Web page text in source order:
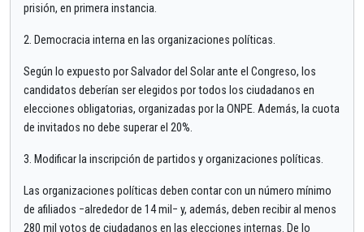
prisión, en primera instancia.
2. Democracia interna en las organizaciones políticas.
​Según lo expuesto por Salvador del Solar ante el Congreso, los
candidatos deberían ser elegidos por todos los ciudadanos en
elecciones obligatorias, organizadas por la ONPE. Además, la cuota
de invitados no debe superar el 20%.
3. Modificar la inscripción de partidos y organizaciones políticas.
Las organizaciones políticas deben contar con un número mínimo
de afiliados −alrededor de 14 mil− y, además, deben recibir al menos
280 mil votos de ciudadanos en las elecciones internas. De lo